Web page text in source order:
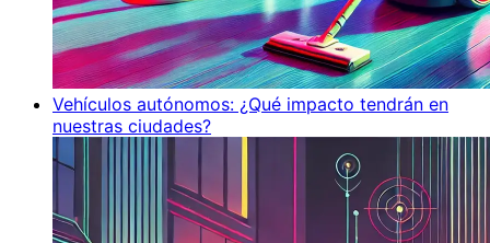
Vehículos autónomos: ¿Qué impacto tendrán en
nuestras ciudades?